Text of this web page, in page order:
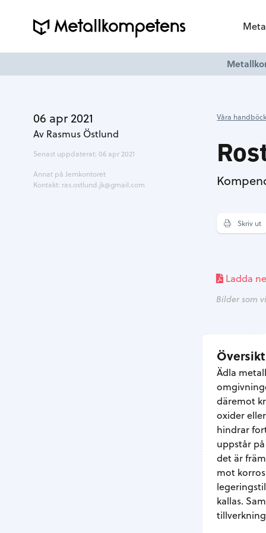
Våra
06 apr 2021
Av Rasmus Östlund
Senast uppdaterat: 06 apr 2021
Annat på Jernkontoret
Kontakt: ras.ostlund.jk@gmail.com
Skriv ut
Ladda
Bilder som
Översikt
Ädla
däremot
oxider
hindrar
uppstår
det är
mot
kallas.